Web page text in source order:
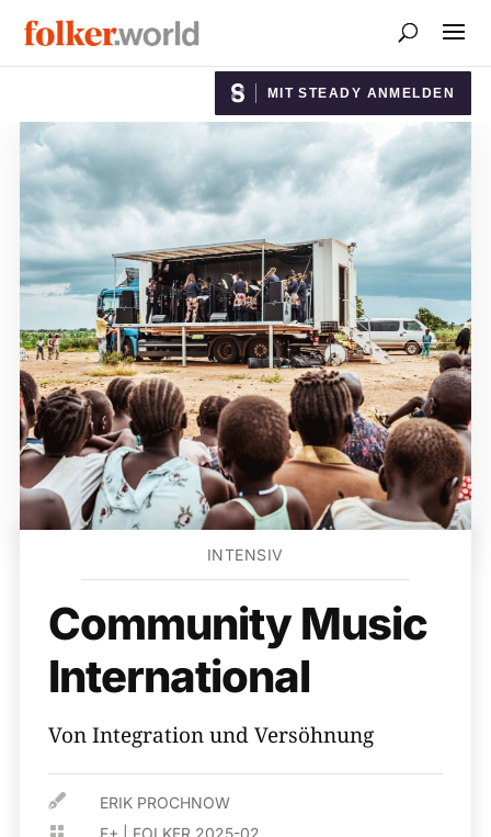
MIT STEADY ANMELDEN
INTENSIV
Community Music
International
Von Integration und Versöhnung
 ERIK PROCHNOW
 F+ FOLKER 2025-02